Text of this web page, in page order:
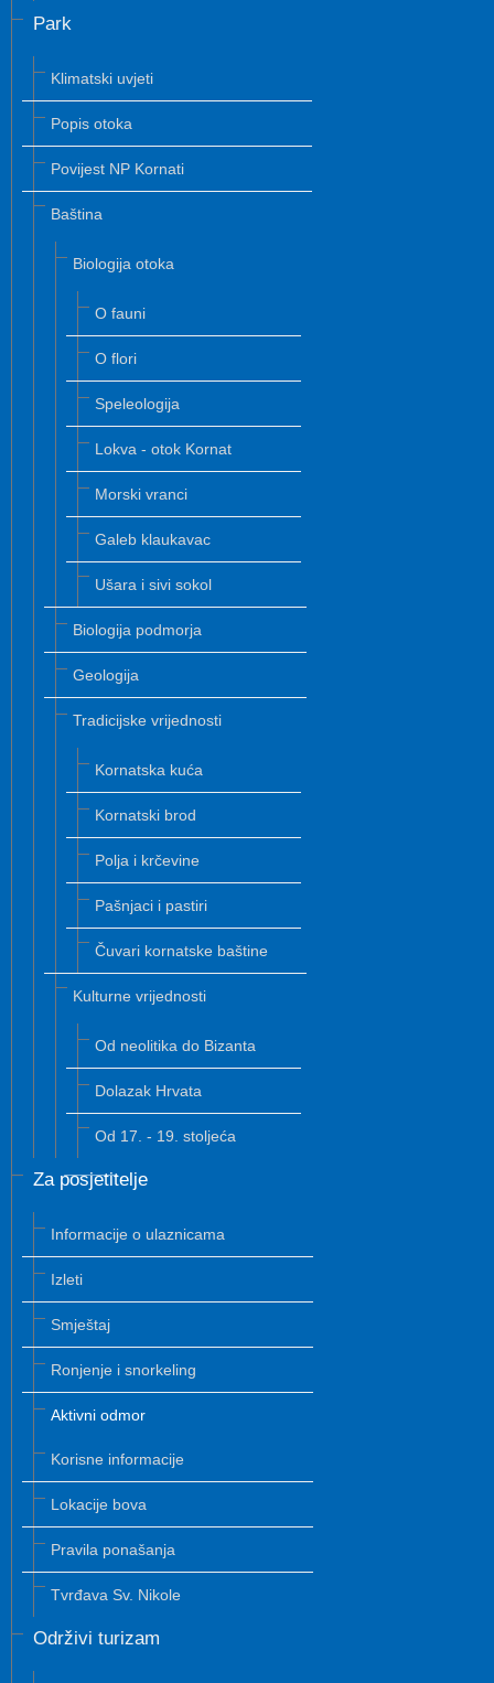
Park
Klimatski uvjeti
Popis otoka
Povijest NP Kornati
Baština
Biologija otoka
O fauni
O flori
Speleologija
Lokva - otok Kornat
Morski vranci
Galeb klaukavac
Ušara i sivi sokol
Biologija podmorja
Geologija
Tradicijske vrijednosti
Kornatska kuća
Kornatski brod
Polja i krčevine
Pašnjaci i pastiri
Čuvari kornatske baštine
Kulturne vrijednosti
Od neolitika do Bizanta
Dolazak Hrvata
Od 17. - 19. stoljeća
Za posjetitelje
Informacije o ulaznicama
Izleti
Smještaj
Ronjenje i snorkeling
Aktivni odmor
Korisne informacije
Lokacije bova
Pravila ponašanja
Tvrđava Sv. Nikole
Održivi turizam